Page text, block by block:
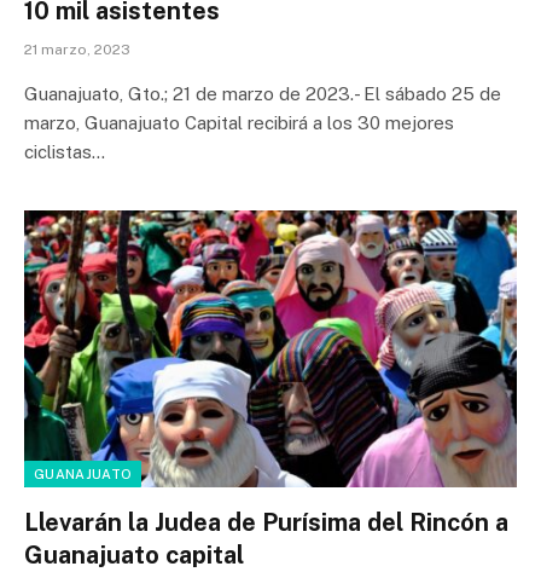
10 mil asistentes
21 marzo, 2023
Guanajuato, Gto.; 21 de marzo de 2023.- El sábado 25 de
marzo, Guanajuato Capital recibirá a los 30 mejores
ciclistas…
GUANAJUATO
Llevarán la Judea de Purísima del Rincón a
Guanajuato capital